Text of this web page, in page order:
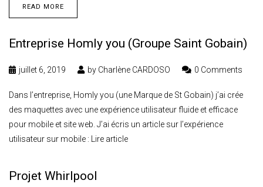
READ MORE
Entreprise Homly you (Groupe Saint Gobain)
juillet 6, 2019 by Charlène CARDOSO 0 Comments
Dans l’entreprise, Homly you (une Marque de St Gobain) j’ai crée
des maquettes avec une expérience utilisateur fluide et efficace
pour mobile et site web. J’ai écris un article sur l’expérience
utilisateur sur mobile : Lire article
Projet Whirlpool